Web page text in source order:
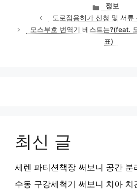
카
테
고
리
정보
도로점용허가 신청 및 서류
모스부호 번역기 베스트는?(feat.
표)
최신 글
세렌 파티션책장 써보니 공간 분
수동 구강세척기 써보니 치아 치